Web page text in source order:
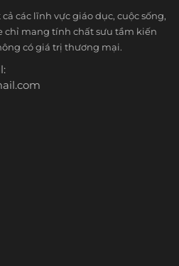
các lĩnh vực giáo dục, cuộc sống,
chỉ mang tính chất sưu tầm kiến
có giá trị thương mại.